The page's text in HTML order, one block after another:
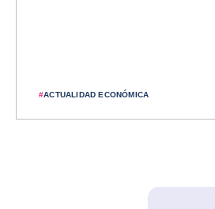
#ACTUALIDAD ECONÓMICA